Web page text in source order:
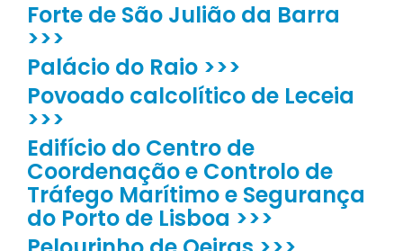
Forte de São Julião da Barra
>>>
Palácio do Raio >>>
Povoado calcolítico de Leceia
>>>
Edifício do Centro de
Coordenação e Controlo de
Tráfego Marítimo e Segurança
do Porto de Lisboa >>>